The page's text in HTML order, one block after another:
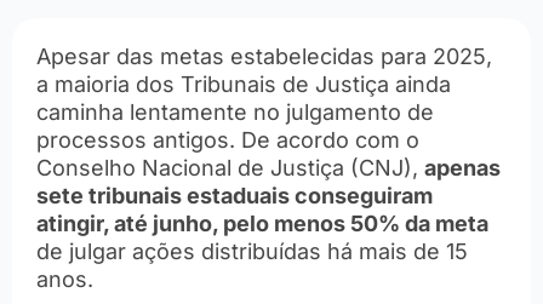
Apesar das metas estabelecidas para 2025,
a maioria dos Tribunais de Justiça ainda
caminha lentamente no julgamento de
processos antigos. De acordo com o
Conselho Nacional de Justiça (CNJ), apenas
sete tribunais estaduais conseguiram
atingir, até junho, pelo menos 50% da meta
de julgar ações distribuídas há mais de 15
anos.